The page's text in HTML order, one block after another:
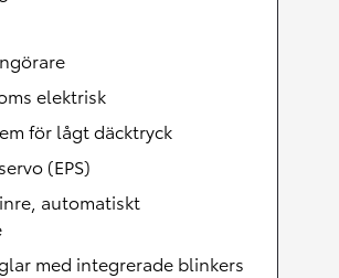
elektrisk
för lågt däcktryck
(EPS)
automatiskt
med integrerade blinkers